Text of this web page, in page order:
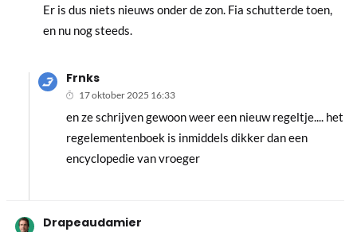
Er is dus niets nieuws onder de zon. Fia schutterde toen,
en nu nog steeds.
Frnks
17 oktober 2025 16:33
en ze schrijven gewoon weer een nieuw regeltje.... het
regelementenboek is inmiddels dikker dan een
encyclopedie van vroeger
Drapeaudamier